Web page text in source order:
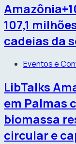
107,1
cadeias da
Eventos e
LibTalks
em Palmas
biomassa
circular e